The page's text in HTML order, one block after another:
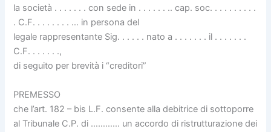
la società . . . . . . . con sede in . . . . . . .. cap. soc. . . . . . . . . .
. C.F. . . . . . . . … in persona del
legale rappresentante Sig. . . . . . nato a . . . . . . . il . . . . . . .
C.F. . . . . . .,
di seguito per brevità i “creditori”
PREMESSO
che l’art. 182 – bis L.F. consente alla debitrice di sottoporre
al Tribunale C.P. di ………… un accordo di ristrutturazione dei